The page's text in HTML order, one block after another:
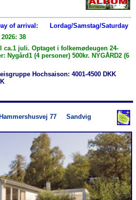
of arrival:
Lordag/Samstag/Saturday
38
juli. Optaget i folkemødeugen 24-
Nygård1 (4 personer) 500kr. NYGÅRD2 (6
Hochsaison: 4001-4500 DKK
77 Sandvig